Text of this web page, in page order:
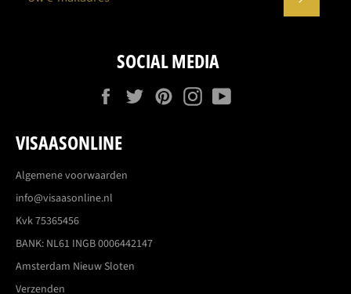
SOCIAL MEDIA
FacebookTwitterPinterestInstagram
VISAASONLINE
Algemene voorwaarden
info@visaasonline.nl
Kvk 75365456
BANK: NL61 INGB 0006442147
Amsterdam Nieuw Sloten
Verzenden